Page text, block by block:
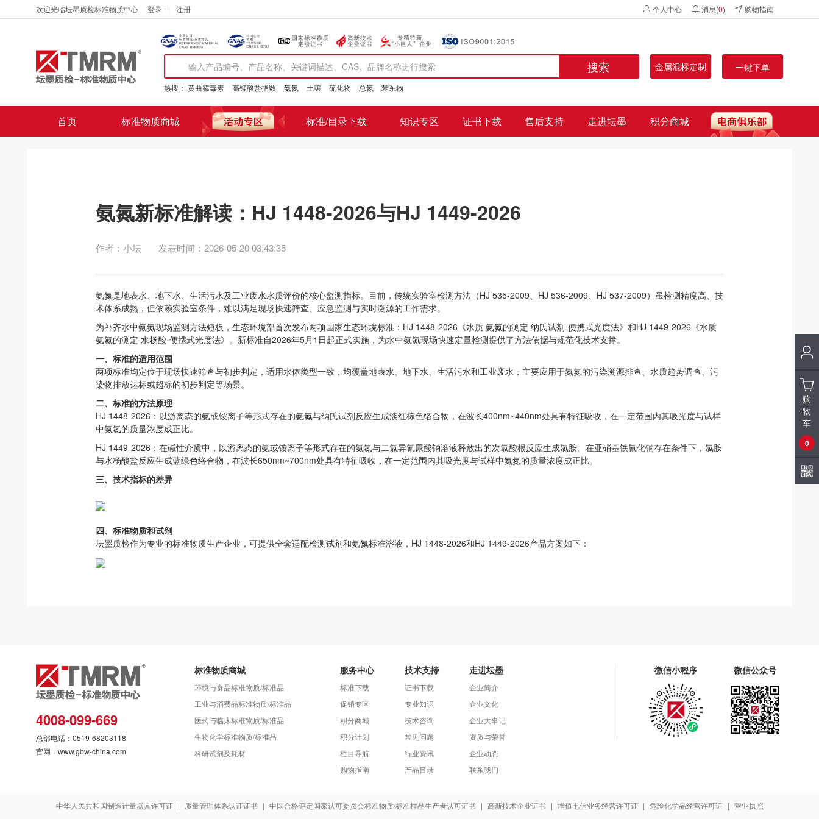
欢迎光临坛墨质检标准物质中心 登录 注册 个人中心 消息(0) 购物指南
搜索 金属混标定制 一键下单
热搜： 黄曲霉毒素 高锰酸盐指数 氨氮 土壤 硫化物 总氮 苯系物
首页 标准物质商城 标准/目录下载 知识专区 证书下载 售后支持 走进坛墨 积分商城
氨氮新标准解读：HJ 1448-2026与HJ 1449-2026
作者：小坛 发表时间：2026-05-20 03:43:35
氨氮是地表水、地下水、生活污水及工业废水水质评价的核心监测指标。目前，传统实验室检测方法（HJ 535-2009、HJ 536-2009、HJ 537-2009）虽检测精度高、技
术体系成熟，但依赖实验室条件，难以满足现场快速筛查、应急监测与实时溯源的工作需求。
为补齐水中氨氮现场监测方法短板，生态环境部首次发布两项国家生态环境标准： HJ 1448-2026《水质 氨氮的测定 纳氏试剂-便携式光度法》 和HJ 1449-2026《水质
氨氮的测定 水杨酸-便携式光度法》 。新标准自2026年5月1日起正式实施，为水中氨氮现场快速定量检测提供了方法依据与规范化技术支撑。
一、 标准的适用范围
两项标准均定位于现场快速筛查与初步判定，适用水体类型一致，均覆盖地表水、地下水、生活污水和工业废水；主要应用于氨氮的污染溯源排查、水质趋势调查、污
染物排放达标或超标的初步判定等场景。
二、 标准的方法原理
HJ 1448-2026 ：以游离态的氨或铵离子等形式存在的氨氮与纳氏试剂反应生成淡红棕色络合物，在波长400nm~440nm处具有特征吸收，在一定范围内其吸光度与试样
中氨氮的质量浓度成正比。
HJ 1449-2026 ：在碱性介质中，以游离态的氨或铵离子等形式存在的氨氮与二氯异氰尿酸钠溶液释放出的次氯酸根反应生成氯胺。在亚硝基铁氰化钠存在条件下，氯胺
与水杨酸盐反应生成蓝绿色络合物，在波长650nm~700nm处具有特征吸收，在一定范围内其吸光度与试样中氨氮的质量浓度成正比。
三、 技术指标的差异
四、 标准物质和试剂
坛墨质检作为专业的标准物质生产企业，可提供全套适配检测试剂和氨氮标准溶液，HJ 1448-2026和HJ 1449-2026产品方案如下：
4008-099-669
总部电话：0519-68203118
官网：www.gbw-china.com
标准物质商城
环境与食品标准物质/标准品
工业与消费品标准物质/标准品
医药与临床标准物质/标准品
生物化学标准物质/标准品
科研试剂及耗材
服务中心
标准下载
促销专区
积分商城
积分计划
栏目导航
购物指南
技术支持
证书下载
专业知识
技术咨询
常见问题
行业资讯
产品目录
走进坛墨
企业简介
企业文化
企业大事记
资质与荣誉
企业动态
联系我们
微信小程序 微信公众号
中华人民共和国制造计量器具许可证 | 质量管理体系认证证书 | 中国合格评定国家认可委员会标准物质/标准样品生产者认可证书 | 高新技术企业证书 | 增值电信业务经营许可证 | 危险化学品经营许可证 | 营业执照
购
物
车
0